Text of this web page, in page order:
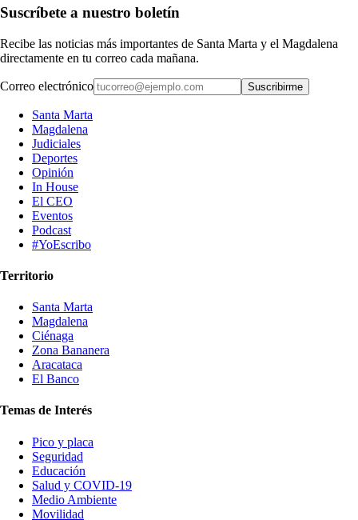
Suscríbete a nuestro boletín
Recibe las noticias más importantes de Santa Marta y el Magdalena
directamente en tu correo cada mañana.
Correo electrónico Suscribirme
Santa Marta
Magdalena
Judiciales
Deportes
Opinión
In House
El CEO
Eventos
Podcast
#YoEscribo
Territorio
Santa Marta
Magdalena
Ciénaga
Zona Bananera
Aracataca
El Banco
Temas de Interés
Pico y placa
Seguridad
Educación
Salud y COVID-19
Medio Ambiente
Movilidad